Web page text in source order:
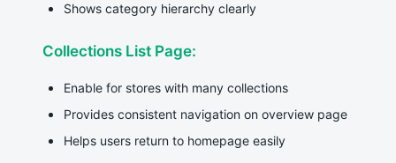
Shows category hierarchy clearly
Collections List Page:
Enable for stores with many collections
Provides consistent navigation on overview page
Helps users return to homepage easily